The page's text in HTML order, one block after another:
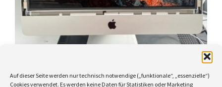
Auf dieser Seite werden nur technisch notwendige („funktionale“, „essenzielle“)
Cookies verwendet. Es werden keine Daten für Statistiken oder Marketing
Kategorien
Aus der Werkstatt